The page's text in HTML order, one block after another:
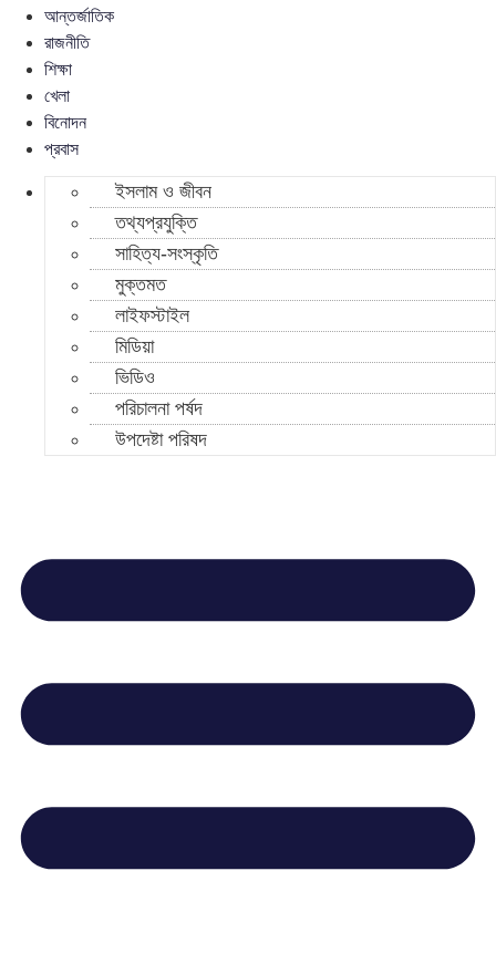
আন্তর্জাতিক
রাজনীতি
শিক্ষা
খেলা
বিনোদন
প্রবাস
ইসলাম ও জীবন
তথ্যপ্রযুক্তি
সাহিত্য-সংস্কৃতি
মুক্তমত
লাইফস্টাইল
মিডিয়া
ভিডিও
পরিচালনা পর্ষদ
উপদেষ্টা পরিষদ